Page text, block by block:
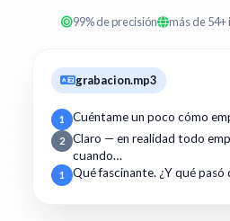
99% de precisión más de 54+
grabacion.mp3
1 Cuéntame un poco cómo
2
Claro — en realidad todo
cuando…
1 Qué fascinante. ¿Y qué pasó